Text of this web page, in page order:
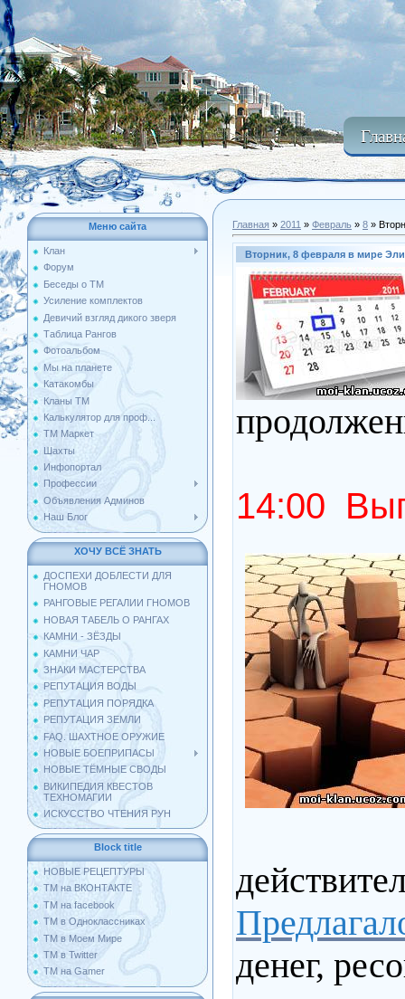
Меню сайта
Клан
Форум
Беседы о ТМ
Усиление комплектов
Девичий взгляд дикого зверя
Таблица Рангов
Фотоальбом
Мы на планете
Катакомбы
Кланы ТМ
Калькулятор для проф...
ТМ Маркет
Шахты
Инфопортал
Профессии
Объявления Админов
Наш Блог
ХОЧУ ВСЁ ЗНАТЬ
ДОСПЕХИ ДОБЛЕСТИ ДЛЯ
ГНОМОВ
РАНГОВЫЕ РЕГАЛИИ ГНОМОВ
НОВАЯ ТАБЕЛЬ О РАНГАХ
КАМНИ - ЗЁЗДЫ
КАМНИ ЧАР
ЗНАКИ МАСТЕРСТВА
РЕПУТАЦИЯ ВОДЫ
РЕПУТАЦИЯ ПОРЯДКА
РЕПУТАЦИЯ ЗЕМЛИ
FAQ. ШАХТНОЕ ОРУЖИЕ
НОВЫЕ БОЕПРИПАСЫ
НОВЫЕ ТЁМНЫЕ СВОДЫ
ВИКИПЕДИЯ КВЕСТОВ
ТЕХНОМАГИИ
ИСКУССТВО ЧТЕНИЯ РУН
Block title
НОВЫЕ РЕЦЕПТУРЫ
ТМ на ВКОНТАКТЕ
ТМ на facebook
ТМ в Одноклассниках
ТМ в Моем Мире
ТМ в Twitter
ТМ на Gamer
Главная » 2011 » Февраль » 8 »
Вторник, 8 февраля в мире
14:00
денег,